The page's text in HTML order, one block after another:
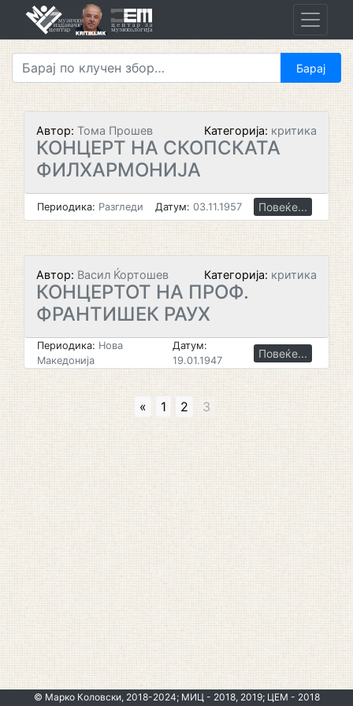
Автор: Тома Прошев Категорија: критика
КОНЦЕРТ НА СКОПСКАТА
ФИЛХАРМОНИЈА
Периодика: Разгледи Датум: 03.11.1957 Повеќе...
Автор: Васил Ќортошев Категорија: критика
КОНЦЕРТОТ НА ПРОФ.
ФРАНТИШЕК РАУХ
Периодика: Нова
Македонија
Датум:
19.01.1947
Повеќе...
« 1 2 3
© Марко Коловски, 2018-2024; МИЦ - 2018, 2019; ЦЕМ - 2018